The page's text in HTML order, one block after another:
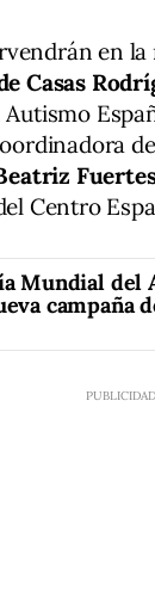
en la
Casas
Centro
Mundial del
campaña